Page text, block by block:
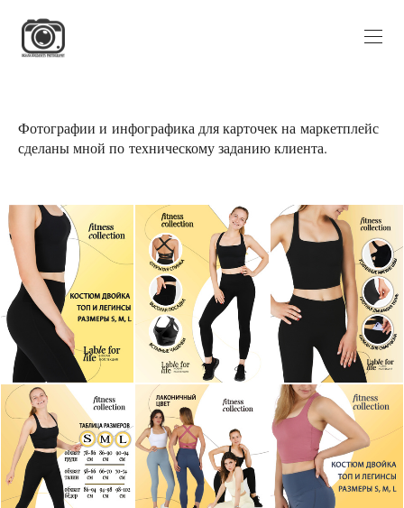
Фотографии и инфографика для карточек на маркетплейс
сделаны мной по техническому заданию клиента.